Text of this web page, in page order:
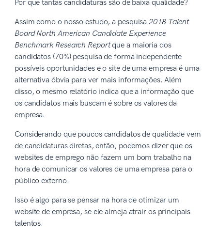
Por que tantas candidaturas são de baixa qualidade?
Assim como o nosso estudo, a pesquisa2018 Talent
Board North American Candidate Experience
Benchmark Research Reportque a maioria dos
candidatos (70%) pesquisa de forma independente
possíveis oportunidades e o site de uma empresa é uma
alternativa óbvia para ver mais informações. Além
disso, o mesmo relatório indica que a informação que
os candidatos mais buscam é sobre os valores da
empresa.
Considerando que poucos candidatos de qualidade vem
de candidaturas diretas, então, podemos dizer que os
websites de emprego não fazem um bom trabalho na
hora de comunicar os valores de uma empresa para o
público externo.
Isso é algo para se pensar na hora de otimizar um
website de empresa, se ele almeja atrair os principais
talentos.